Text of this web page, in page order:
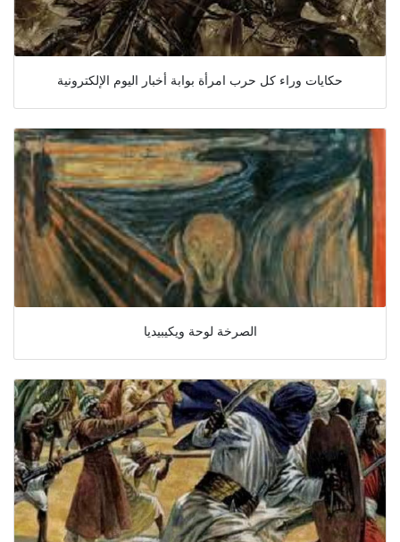
حكايات وراء كل حرب امرأة بوابة أخبار اليوم الإلكترونية
الصرخة لوحة ويكيبيديا